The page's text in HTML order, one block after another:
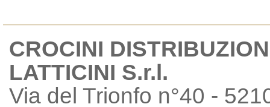
CROCINI
LATTICINI S.r.l.
Via del Trionfo n°40 -